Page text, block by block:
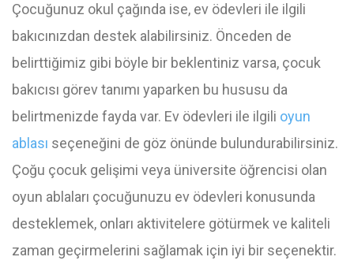
Çocuğunuz okul çağında ise, ev ödevleri ile ilgili
bakıcınızdan destek alabilirsiniz. Önceden de
belirttiğimiz gibi böyle bir beklentiniz varsa, çocuk
bakıcısı görev tanımı yaparken bu hususu da
belirtmenizde fayda var. Ev ödevleri ile ilgili oyun
ablası seçeneğini de göz önünde bulundurabilirsiniz.
Çoğu çocuk gelişimi veya üniversite öğrencisi olan
oyun ablaları çocuğunuzu ev ödevleri konusunda
desteklemek, onları aktivitelere götürmek ve kaliteli
zaman geçirmelerini sağlamak için iyi bir seçenektir.